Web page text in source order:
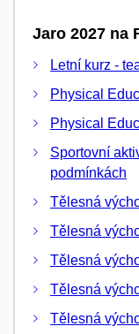
Jaro 2027 na
Letní kurz -
Physical
Physical
Sportovní
podmínkách
Tělesná
Tělesná
Tělesná
Tělesná
Tělesná